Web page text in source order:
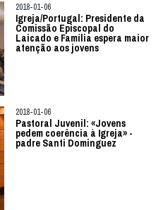
2018-01-06
Igreja/Portugal: Presidente da
Comissão Episcopal do
Laicado e Família espera maior
atenção aos jovens
2018-01-06
Pastoral Juvenil: «Jovens
pedem coerência à Igreja» -
padre Santi Dominguez